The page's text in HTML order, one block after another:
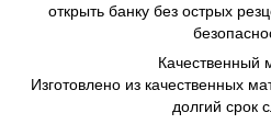
открыть банку без острых
Качественный
Изготовлено из качественных
долгий срок